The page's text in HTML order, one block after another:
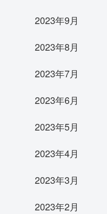
2023年9月
2023年8月
2023年7月
2023年6月
2023年5月
2023年4月
2023年3月
2023年2月